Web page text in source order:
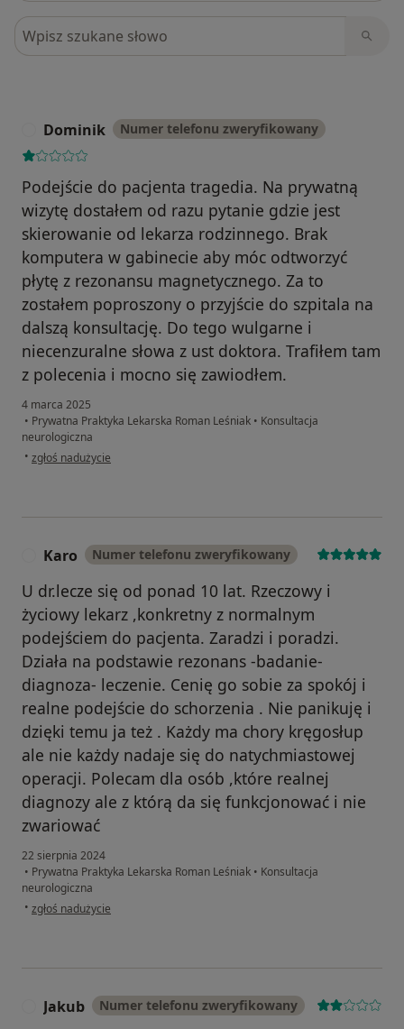
Szukaj w opiniach
Dominik Numer telefonu zweryfikowany
Podejście do pacjenta tragedia. Na prywatną
wizytę dostałem od razu pytanie gdzie jest
skierowanie od lekarza rodzinnego. Brak
komputera w gabinecie aby móc odtworzyć
płytę z rezonansu magnetycznego. Za to
zostałem poproszony o przyjście do szpitala na
dalszą konsultację. Do tego wulgarne i
niecenzuralne słowa z ust doktora. Trafiłem tam
z polecenia i mocno się zawiodłem.
4 marca 2025
• Prywatna Praktyka Lekarska Roman Leśniak • Konsultacja
neurologiczna
• w opinii użytkownika Dominik
zgłoś nadużycie
Karo Numer telefonu zweryfikowany
U dr.lecze się od ponad 10 lat. Rzeczowy i
życiowy lekarz ,konkretny z normalnym
podejściem do pacjenta. Zaradzi i poradzi.
Działa na podstawie rezonans -badanie-
diagnoza- leczenie. Cenię go sobie za spokój i
realne podejście do schorzenia . Nie panikuję i
dzięki temu ja też . Każdy ma chory kręgosłup
ale nie każdy nadaje się do natychmiastowej
operacji. Polecam dla osób ,które realnej
diagnozy ale z którą da się funkcjonować i nie
zwariować
22 sierpnia 2024
• Prywatna Praktyka Lekarska Roman Leśniak • Konsultacja
neurologiczna
• w opinii użytkownika Karo
zgłoś nadużycie
Jakub Numer telefonu zweryfikowany